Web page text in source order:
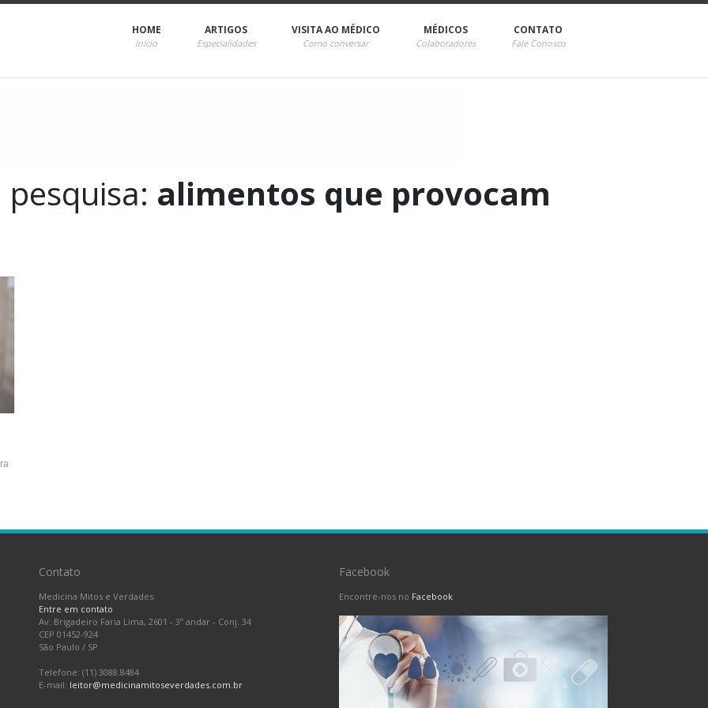
HOME
Início
ARTIGOS
Especialidades
VISITA AO MÉDICO
Como conversar
MÉDICOS
Colaboradores
CONTATO
Fale Conosco
alimentos que provocam
Contato
Medicina Mitos e Verdades.
Entre em contato
Av. Brigadeiro Faria Lima, 2601 - 3º andar - Conj. 34
CEP 01452-924
São Paulo / SP
Telefone: (11) 3088.8484
E-mail: leitor@medicinamitoseverdades.com.br
Facebook
Encontre-nos no Facebook